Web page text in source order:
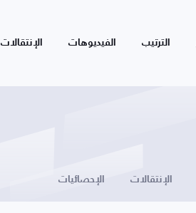
الترتيب الفيديوهات الإنتقالات
الإنتقالات الإحصائيات